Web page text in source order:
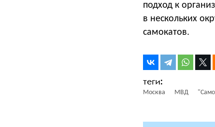
подход к
в нескольких
самокатов.
Москва МВД